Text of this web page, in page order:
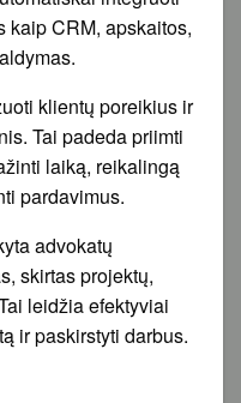
kaip CRM, apskaitos,
klientų poreikius ir
Tai padeda priimti
laiką, reikalingą
pardavimus.
advokatų
skirtas projektų,
leidžia efektyviai
ir paskirstyti darbus.